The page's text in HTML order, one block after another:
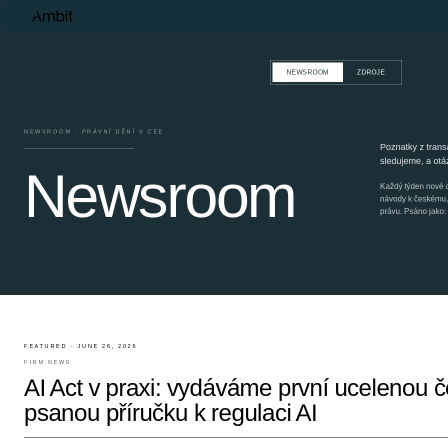
NEWSROOM ZDROJE
NEWSROOM · PRÁVNÍ DĚNÍ V CEE
Newsroom
Poznatky z
sledujeme, a
Každý týden nové
návody k
právu. Psáno
FEATURED · JUNE 26, 2026
FIRM NEWS
AI Act v praxi: vydáváme první ucelenou
psanou příručku k regulaci AI